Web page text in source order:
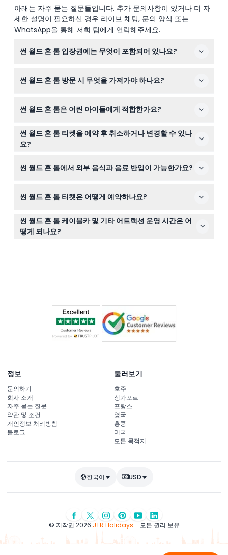
아래는 자주 묻는 질문들입니다. 추가 문의사항이 있거나 더 자
세한 설명이 필요하신 경우 라이브 채팅, 문의 양식 또는
WhatsApp을 통해 저희 팀에게 연락해주세요.
썬 월드 혼 톰 입장권에는 무엇이 포함되어 있나요?
공원, 해변 구역 입장이 포함되며, 선택한 패키지에 따라 심
썬 월드 혼 톰 방문 시 무엇을 가져가야 하나요?
좋으며, 아쿠아토피아 워터파크를 즐기고 싶다면 수영복과
썬 월드 혼 톰은 어린 아이들에게 적합한가요?
신장이 99cm 미만인 어린이는 무료 입장이고, 100cm 이
상부터는 성인 티켓 가격이 적용되므로 가족 단위 방문에
적합하지만 아이들은 이 신장 기준을 충족해야 합니다.
썬 월드 혼 톰 티켓을 예약 후 취소하거나 변경할 수 있나
요?
불가능하니 구매 전에 계획을 확실히 하시기 바랍니다.
썬 월드 혼 톰에서 외부 음식과 음료 반입이 가능한가요?
있으니 현장 내에서 간식을 구입하거나 사전에 식사하세요.
썬 월드 혼 톰 티켓은 어떻게 예약하나요?
이 웹사이트에서 온라인으로 쉽게 티켓을 예약할 수 있어
원활한 입장과 사전 자리를 확보할 수 있습니다.
썬 월드 혼 톰 케이블카 및 기타 어트랙션 운영 시간은 어
떻게 되나요?
됩니다 (변경될 수 있으니 예약 시 확인 바랍니다).
정보
문의하기
회사 소개
자주 묻는 질문
약관 및 조건
개인정보 처리방침
블로그
둘러보기
호주
싱가포르
프랑스
영국
홍콩
미국
모든 목적지
한국어 USD
© 저작권 2026 JTR Holidays - 모든 권리 보유